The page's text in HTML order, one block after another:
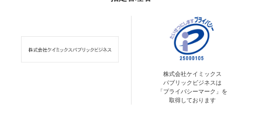
株式会社ケイミックス
パブリックビジネスは
「プライバシーマーク」を
取得しております